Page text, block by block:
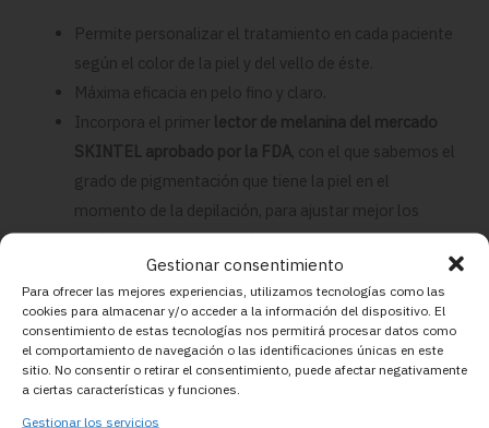
Gestionar consentimiento
Para ofrecer las mejores experiencias, utilizamos tecnologías como las
cookies para almacenar y/o acceder a la información del dispositivo. El
consentimiento de estas tecnologías nos permitirá procesar datos como
el comportamiento de navegación o las identificaciones únicas en este
sitio. No consentir o retirar el consentimiento, puede afectar negativamente
a ciertas características y funciones.
Gestionar los servicios
Permite personalizar el tratamiento en cada paciente
según el color de la piel y del vello de éste.
Máxima eficacia en pelo fino y claro.
Incorpora el primer lector de melanina del mercado
SKINTEL aprobado por la FDA, con el que sabemos el
grado de pigmentación que tiene la piel en el
momento de la depilación, para ajustar mejor los
parámetros en cada sesión.
Permite realizartratamientos de depilación en todos
los fototipos de piel, y en todas las épocas del año.
Necesidad de unmenor número de sesiones.
Sistema de enfriamiento de la piel que proporciona
mayor confort al paciente y minimiza los riesgos.
Gran tamaño de spot